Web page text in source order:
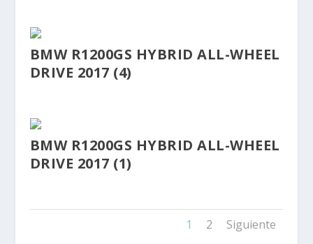
BMW R1200GS HYBRID ALL-WHEEL
DRIVE 2017 (4)
BMW R1200GS HYBRID ALL-WHEEL
DRIVE 2017 (1)
1 2 Siguiente